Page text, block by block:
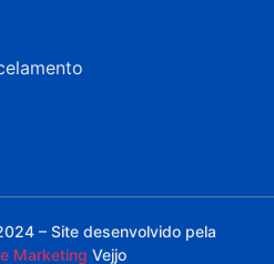
– Site desenvolvido pela
Marketing Vejjo